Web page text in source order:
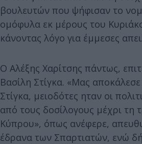
βουλευτών που ψήφισαν το
ομόφυλα εκ μέρους του
κάνοντας λόγο για έμμεσες
Ο Αλέξης Χαρίτσης πάντως,
Βασίλη Στίγκα. «Μας αποκάλεσε
Στίγκα, μειοδότες ηταν οι
από τους δοσίλογους μέχρι τη
Κύπρου», όπως ανέφερε,
έδρανα των Σπαρτιατών, ενώ